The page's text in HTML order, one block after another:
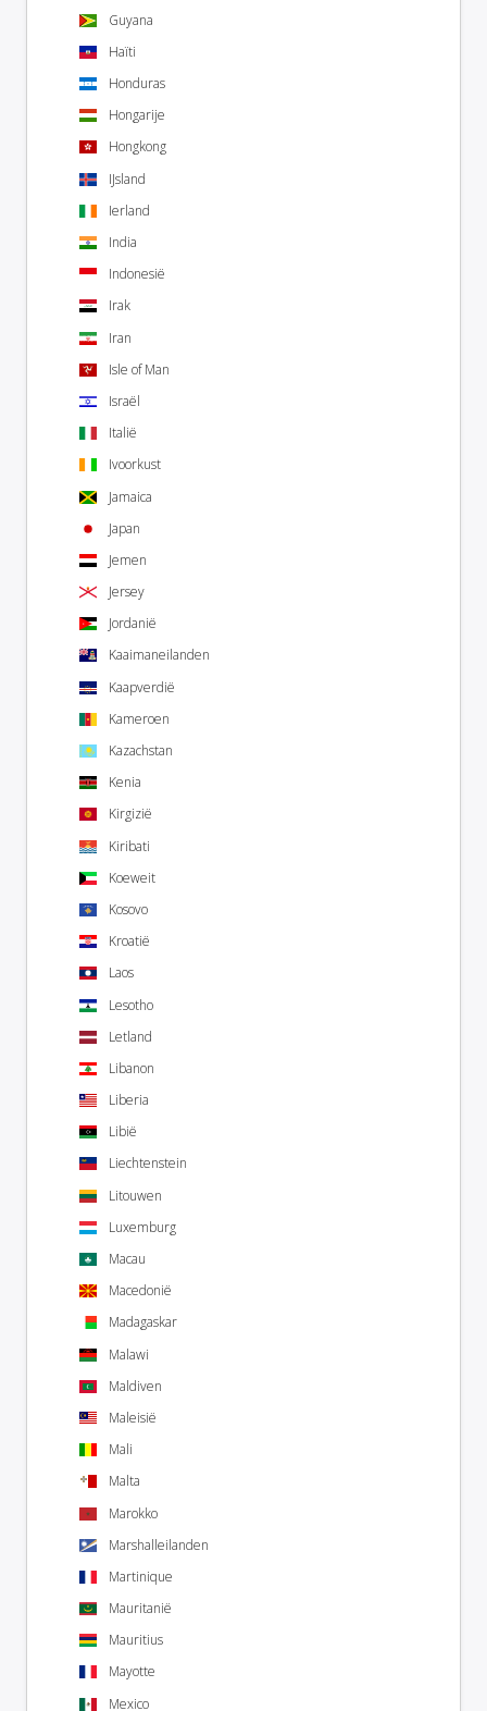
Guyana
Haïti
Honduras
Hongarije
Hongkong
IJsland
Ierland
India
Indonesië
Irak
Iran
Isle of Man
Israël
Italië
Ivoorkust
Jamaica
Japan
Jemen
Jersey
Jordanië
Kaaimaneilanden
Kaapverdië
Kameroen
Kazachstan
Kenia
Kirgizië
Kiribati
Koeweit
Kosovo
Kroatië
Laos
Lesotho
Letland
Libanon
Liberia
Libië
Liechtenstein
Litouwen
Luxemburg
Macau
Macedonië
Madagaskar
Malawi
Maldiven
Maleisië
Mali
Malta
Marokko
Marshalleilanden
Martinique
Mauritanië
Mauritius
Mayotte
Mexico